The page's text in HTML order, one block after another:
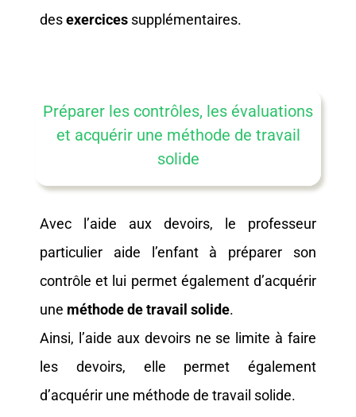
desexercices supplémentaires.
Avec l’aide aux devoirs, le professeur
particulier aide l’enfant à préparer son
contrôle et lui permet également d’acquérir
une méthode de travail solide.
Ainsi, l’aide aux devoirs ne se limite à faire
les devoirs, elle permet également
d’acquérir une méthode de travail solide.
Préparer les contrôles, les évaluations
et acquérir une méthode de travail
solide